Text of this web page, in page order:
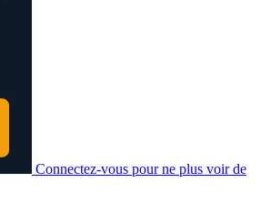
Connectez-vous pour ne plus voir de